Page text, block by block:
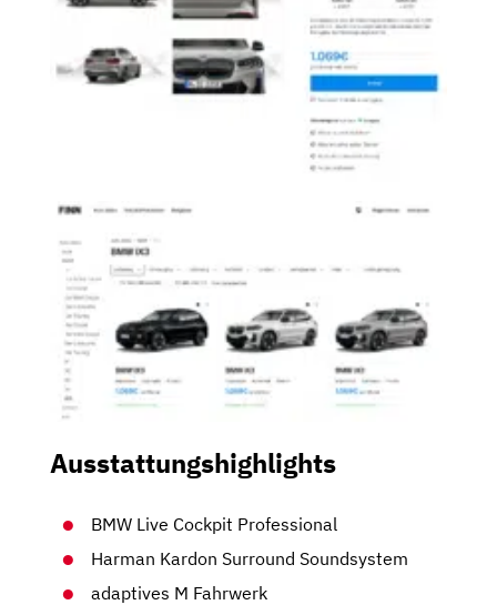
Ausstattungshighlights
BMW Live Cockpit Professional
Harman Kardon Surround Soundsystem
adaptives M Fahrwerk